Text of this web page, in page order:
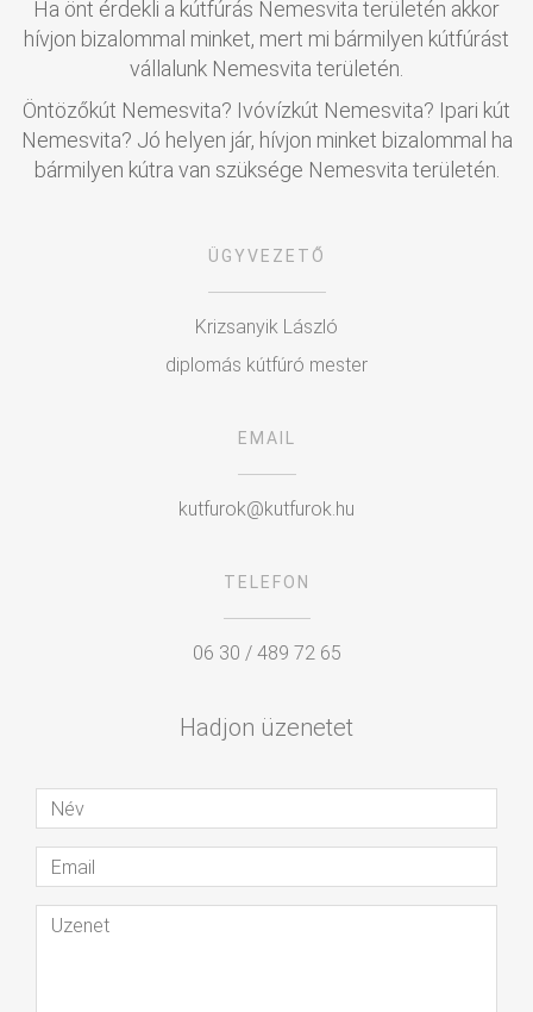
Ha önt érdekli a kútfúrás Nemesvita területén akkor
hívjon bizalommal minket, mert mi bármilyen kútfúrást
vállalunk Nemesvita területén.
Öntözőkút Nemesvita? Ivóvízkút Nemesvita? Ipari kút
Nemesvita? Jó helyen jár, hívjon minket bizalommal ha
bármilyen kútra van szüksége Nemesvita területén.
ÜGYVEZETŐ
Krizsanyik László
diplomás kútfúró mester
EMAIL
kutfurok@kutfurok.hu
TELEFON
06 30 / 489 72 65
Hadjon üzenetet